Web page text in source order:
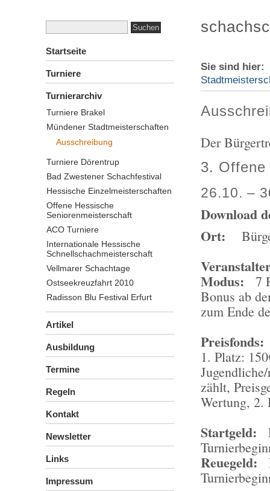
Startseite
Turniere
Turnierarchiv
Turniere Brakel
Mündener Stadtmeisterschaften
Ausschreibung
Turniere Dörentrup
Bad Zwestener Schachfestival
Hessische Einzelmeisterschaften
Offene Hessische
Seniorenmeisterschaft
ACO Turniere
Internationale Hessische
Schnellschachmeisterschaft
Vellmarer Schachtage
Ostseekreuzfahrt 2010
Radisson Blu Festival Erfurt
Artikel
Ausbildung
Termine
Regeln
Kontakt
Newsletter
Links
Impressum
Sie sind
Der
3. Offene
26.10. –
Download
Ort:
Modus:7
Bonus ab
zum Ende
1. Platz:
zählt,
Wertung, 2.
Startgeld:
Reuegeld: